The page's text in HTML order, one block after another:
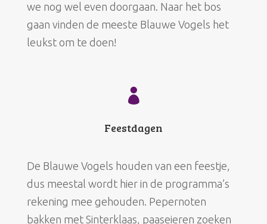
we nog wel even doorgaan. Naar het bos
gaan vinden de meeste Blauwe Vogels het
leukst om te doen!

Feestdagen
De Blauwe Vogels houden van een feestje,
dus meestal wordt hier in de programma’s
rekening mee gehouden. Pepernoten
bakken met Sinterklaas, paaseieren zoeken